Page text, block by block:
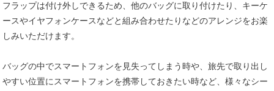
フラップは付け外しできるため、他のバッグに取り付けたり、キーケ
ースやイヤフォンケースなどと組み合わせたりなどのアレンジをお楽
しみいただけます。
バッグの中でスマートフォンを見失ってしまう時や、旅先で取り出し
やすい位置にスマートフォンを携帯しておきたい時など、様々なシー